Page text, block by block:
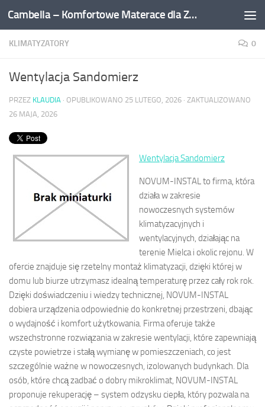
Przejdź do treści Cambella – Komfortowe Materace dla Zdrowego Snu
KLIMATYZATORY 0
Wentylacja Sandomierz
PRZEZ KLAUDIA · OPUBLIKOWANO 25 LUTEGO, 2026 · ZAKTUALIZOWANO
26 MAJA, 2026
Wentylacja Sandomierz
NOVUM-INSTAL to firma, która
działa w zakresie
nowoczesnych systemów
klimatyzacyjnych i
wentylacyjnych, działając na
terenie Mielca i okolic rejonu. W
ofercie znajduje się rzetelny montaż klimatyzacji, dzięki której w
domu lub biurze utrzymasz idealną temperaturę przez cały rok rok.
Dzięki doświadczeniu i wiedzy technicznej, NOVUM-INSTAL
dobiera urządzenia odpowiednie do konkretnej przestrzeni, dbając
o wydajność i komfort użytkowania. Firma oferuje także
wszechstronne rozwiązania w zakresie wentylacji, które zapewniają
czyste powietrze i stałą wymianę w pomieszczeniach, co jest
szczególnie ważne w nowoczesnych, izolowanych budynkach. Dla
osób, które chcą zadbać o dobry mikroklimat, NOVUM-INSTAL
proponuje rekuperację – system odzysku ciepła, który pozwala na